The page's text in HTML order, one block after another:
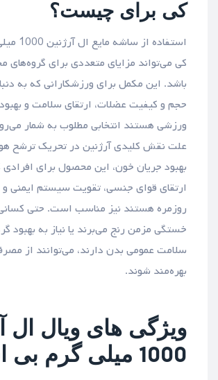
کی برای چیست؟
استفاده
کی می‌تواند مزایای متعددی برای گروه‌های
باشد. این مکمل برای ورزشکارانی که به
حجم و کیفیت عضلات، ارتقای سلامت و
ورزشی هستند انتخابی مطلوب به شمار
علت نقش کلیدی آرژنین در تحریک ترشح
بهبود جریان خون، این محصول برای افرادی
ارتقای قوای جنسی، تقویت سیستم ایمنی
روزمره هستند نیز مناسب است. حتی
خستگی مزمن رنج می‌برند یا نیاز به
سلامت عمومی بدن دارند، می‌توانند از
بهره‌مند شوند.
ویژگی های ویال ال
1000 میلی گرم بی اس کی